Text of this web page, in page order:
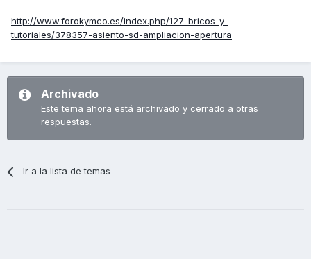
http://www.forokymco.es/index.php/127-bricos-y-
tutoriales/378357-asiento-sd-ampliacion-apertura
Archivado
Este tema ahora está archivado y cerrado a otras
respuestas.
Ir a la lista de temas